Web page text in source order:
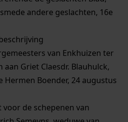
andere geslachten, 16e
van Enkhuizen ter
Griet Claesdr. Blauhulck,
Hermen Boender, 24 augustus
de schepenen van